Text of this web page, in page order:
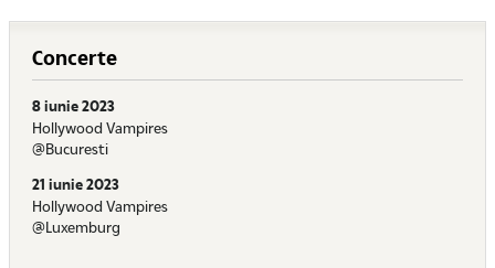
Concerte
8 iunie 2023
Hollywood Vampires
@Bucuresti
21 iunie 2023
Hollywood Vampires
@Luxemburg